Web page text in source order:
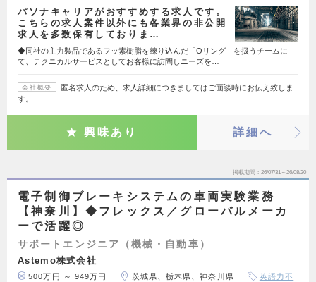
パソナキャリアがおすすめする求人です。
こちらの求人案件以外にも各業界の非公開
求人を多数保有しておりま…
◆同社の主力製品であるフッ素樹脂を練り込んだ「Oリング」を扱うチームに
て、テクニカルサービスとしてお客様に訪問しニーズを…
会社概要
匿名求人のため、求人詳細につきましてはご面談時にお伝え致しま
す。
興味あり 詳細へ
掲載期間 26/07/31～26/08/20
電子制御ブレーキシステムの車両実験業務
【神奈川】◆フレックス／グローバルメーカ
ーで活躍◎
サポートエンジニア（機械・自動車）
Astemo株式会社
500万円 ～ 949万円 茨城県、栃木県、神奈川県
英語力不